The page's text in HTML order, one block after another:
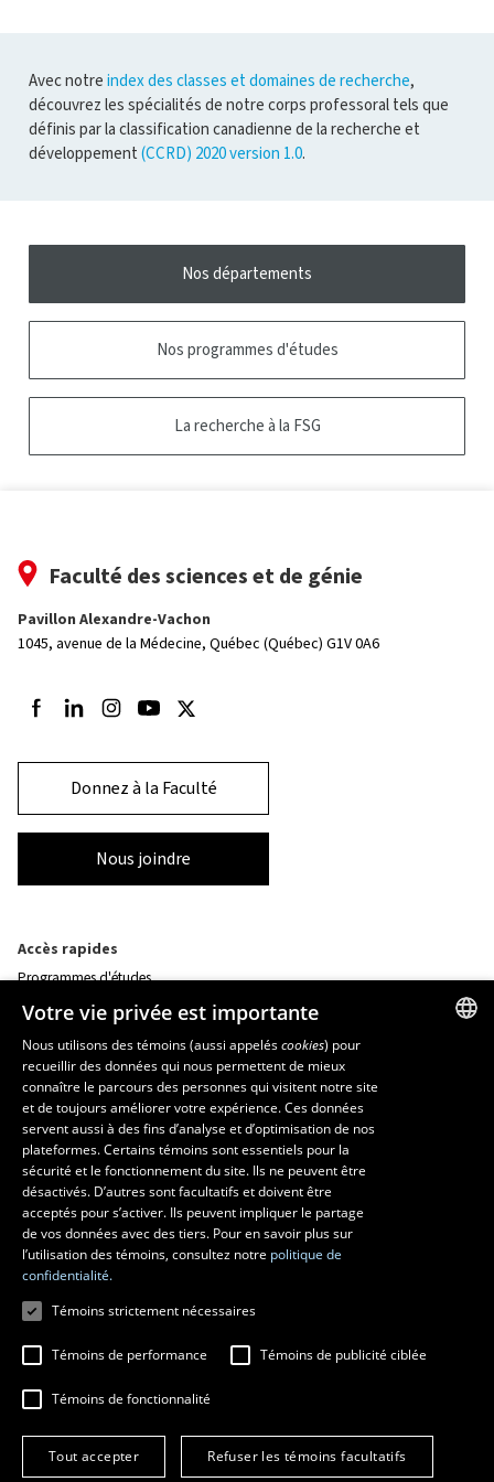
Avec notre index des classes et domaines de recherche,
découvrez les spécialités de notre corps professoral tels que
définis par la classification canadienne de la recherche et
développement (CCRD) 2020 version 1.0.
Nos départements
Nos programmes d'études
La recherche à la FSG
Faculté des sciences et de génie
Pavillon Alexandre-Vachon
1045, avenue de la Médecine, Québec (Québec) G1V 0A6
Suivez-nous sur Facebook
Suivez-nous sur LinkedIn
Suivez-nous sur Instagram
Suivez-nous sur Youtube
Suivez-nous sur Twitter
Donnez à la Faculté
Nous joindre
Accès rapides
Programmes d'études
Nos départements et école
Foire aux questions
Ressources
monPortail
MESURES D'URGENCE
Composer le418 656-5555
© 2026 Université Laval
Tous droits réservés
Conditions générales d'utilisation
Votre vie privée est importante
Nous utilisons des témoins (aussi appeléscookies) pour
recueillir des données qui nous permettent de mieux
connaître le parcours des personnes qui visitent notre site
et de toujours améliorer votre expérience. Ces données
servent aussi à des fins d’analyse et d’optimisation de nos
plateformes. Certains témoins sont essentiels pour la
sécurité et le fonctionnement du site. Ils ne peuvent être
désactivés. D’autres sont facultatifs et doivent être
acceptés pour s’activer. Ils peuvent impliquer le partage
de vos données avec des tiers. Pour en savoir plus sur
l’utilisation des témoins, consultez notre politique de
confidentialité.
Témoins strictement nécessaires
Témoins de performance Témoins de publicité ciblée
Témoins de fonctionnalité
Tout accepter Refuser les témoins facultatifs